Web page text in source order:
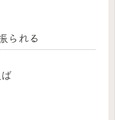
られる
ば